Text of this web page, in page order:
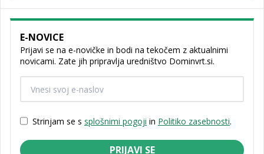
E-NOVICE
Prijavi se na e-novičke in bodi na tekočem z aktualnimi
novicami. Zate jih pripravlja uredništvo Dominvrt.si.
Strinjam se s splošnimi pogoji in Politiko zasebnosti.
PRIJAVI SE